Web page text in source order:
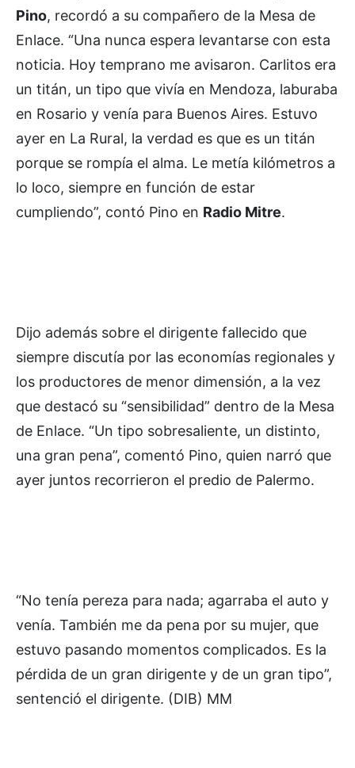
Pino, recordó a su compañero de la Mesa de
Enlace. “Una nunca espera levantarse con esta
noticia. Hoy temprano me avisaron. Carlitos era
un titán, un tipo que vivía en Mendoza, laburaba
en Rosario y venía para Buenos Aires. Estuvo
ayer en La Rural, la verdad es que es un titán
porque se rompía el alma. Le metía kilómetros a
lo loco, siempre en función de estar
cumpliendo”, contó Pino en Radio Mitre.
Dijo además sobre el dirigente fallecido que
siempre discutía por las economías regionales y
los productores de menor dimensión, a la vez
que destacó su “sensibilidad” dentro de la Mesa
de Enlace. “Un tipo sobresaliente, un distinto,
una gran pena”, comentó Pino, quien narró que
ayer juntos recorrieron el predio de Palermo.
“No tenía pereza para nada; agarraba el auto y
venía. También me da pena por su mujer, que
estuvo pasando momentos complicados. Es la
pérdida de un gran dirigente y de un gran tipo”,
sentenció el dirigente. (DIB) MM